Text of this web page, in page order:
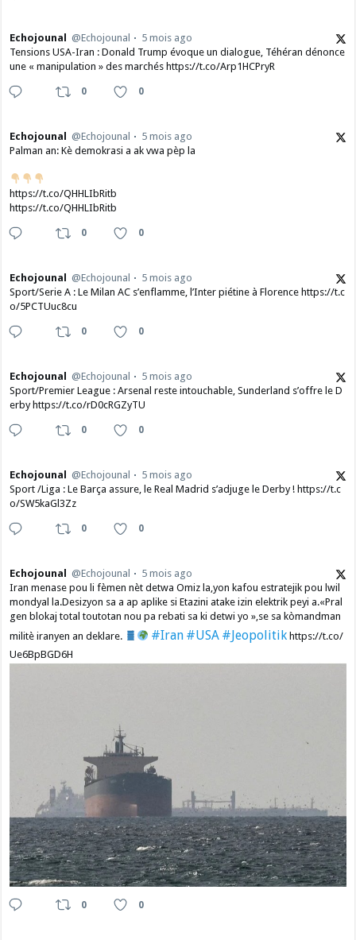
Echojounal @Echojounal
5 mois ago
Tensions USA-Iran : Donald Trump évoque un dialogue, Téhéran dénonce
une « manipulation » des marchés https://t.co/Arp1HCPryR
0 0
Echojounal @Echojounal
5 mois ago
Palman an: Kè demokrasi a ak vwa pèp la
https://t.co/QHHLIbRitb
https://t.co/QHHLIbRitb
0 0
Echojounal @Echojounal
5 mois ago
Sport/Serie A : Le Milan AC s’enflamme, l’Inter piétine à Florence https://t.c
o/5PCTUuc8cu
0 0
Echojounal @Echojounal
5 mois ago
Sport/Premier League : Arsenal reste intouchable, Sunderland s’offre le D
erby https://t.co/rD0cRGZyTU
0 0
Echojounal @Echojounal
5 mois ago
Sport /Liga : Le Barça assure, le Real Madrid s’adjuge le Derby ! https://t.c
o/SW5kaGl3Zz
0 0
Echojounal @Echojounal
5 mois ago
Iran menase pou li fèmen nèt detwa Omiz la,yon kafou estratejik pou lwil
mondyal la.Desizyon sa a ap aplike si Etazini atake izin elektrik peyi a.​«Pral
gen blokaj total toutotan nou pa rebati sa ki detwi yo »,se sa kòmandman
militè iranyen an deklare.
#Iran #USA #Jeopolitikhttps://t.co/
Ue6BpBGD6H
0 0